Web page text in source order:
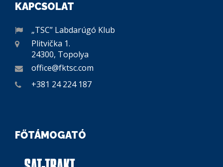
KAPCSOLAT
„TSC” Labdarúgó Klub
Plitvička 1.
24300, Topolya
office@fktsc.com
+381 24 224 187
FŐTÁMOGATÓ